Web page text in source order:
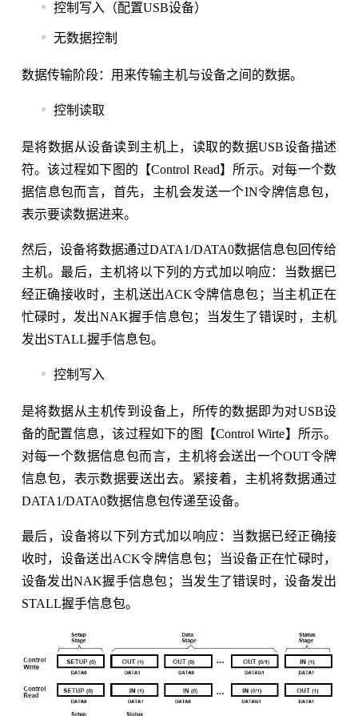
控制写入（配置USB设备）
无数据控制
数据传输阶段：用来传输主机与设备之间的数据。
控制读取
是将数据从设备读到主机上，读取的数据USB设备描述
符。该过程如下图的【Control Read】所示。对每一个数
据信息包而言，首先，主机会发送一个IN令牌信息包，
表示要读数据进来。
然后，设备将数据通过DATA1/DATA0数据信息包回传给
主机。最后，主机将以下列的方式加以响应：当数据已
经正确接收时，主机送出ACK令牌信息包；当主机正在
忙碌时，发出NAK握手信息包；当发生了错误时，主机
发出STALL握手信息包。
控制写入
是将数据从主机传到设备上，所传的数据即为对USB设
备的配置信息，该过程如下的图【Control Wirte】所示。
对每一个数据信息包而言，主机将会送出一个OUT令牌
信息包，表示数据要送出去。紧接着，主机将数据通过
DATA1/DATA0数据信息包传递至设备。
最后，设备将以下列方式加以响应：当数据已经正确接
收时，设备送出ACK令牌信息包；当设备正在忙碌时，
设备发出NAK握手信息包；当发生了错误时，设备发出
STALL握手信息包。